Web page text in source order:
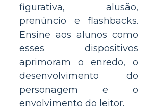
figurativa, alusão,
prenúncio e flashbacks.
Ensine aos alunos como
esses dispositivos
aprimoram o enredo, o
desenvolvimento do
personagem e o
envolvimento do leitor.